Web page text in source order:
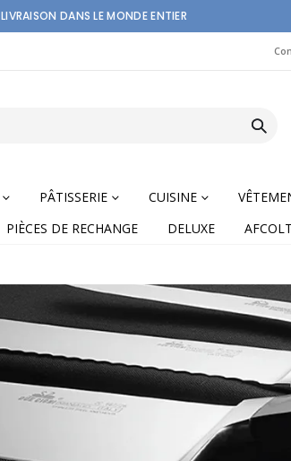
LIVRAISON DANS LE MONDE ENTIER
PÂTISSERIE CUISINE
PIÈCES DE RECHANGE DELUXE